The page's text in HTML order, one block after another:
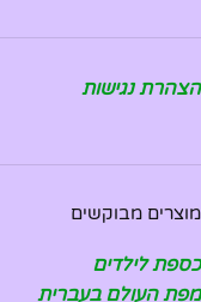
הצהרת נגישות
מוצרים מבוקשים
כספת לילדים
מפת העולם בעברית